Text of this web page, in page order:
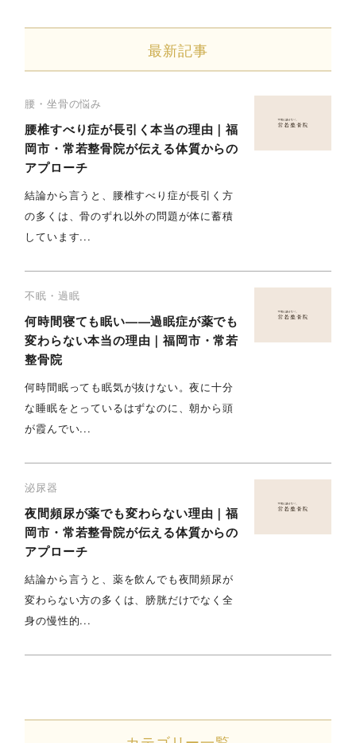
最新記事
腰・坐骨の悩み
腰椎すべり症が長引く本当の理由｜福
岡市・常若整骨院が伝える体質からの
アプローチ
結論から言うと、腰椎すべり症が長引く方
の多くは、骨のずれ以外の問題が体に蓄積
しています...
不眠・過眠
何時間寝ても眠い——過眠症が薬でも
変わらない本当の理由｜福岡市・常若
整骨院
何時間眠っても眠気が抜けない。夜に十分
な睡眠をとっているはずなのに、朝から頭
が霞んでい...
泌尿器
夜間頻尿が薬でも変わらない理由｜福
岡市・常若整骨院が伝える体質からの
アプローチ
結論から言うと、薬を飲んでも夜間頻尿が
変わらない方の多くは、膀胱だけでなく全
身の慢性的...